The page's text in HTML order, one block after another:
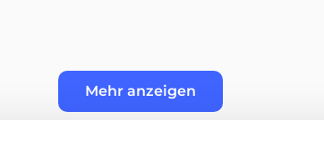
Mehr anzeigen